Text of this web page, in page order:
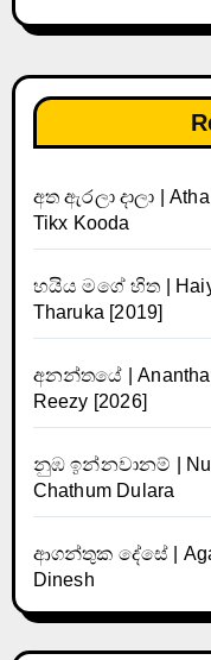
අත ඇරලා දාලා |
Tikx Kooda
හයිය මගේ හිත |
Tharuka [2019]
අනන්තයේ |
Reezy [2026]
නුඹ ඉන්නවානම් |
Chathum Dulara
ආගන්තුක දේසේ |
Dinesh